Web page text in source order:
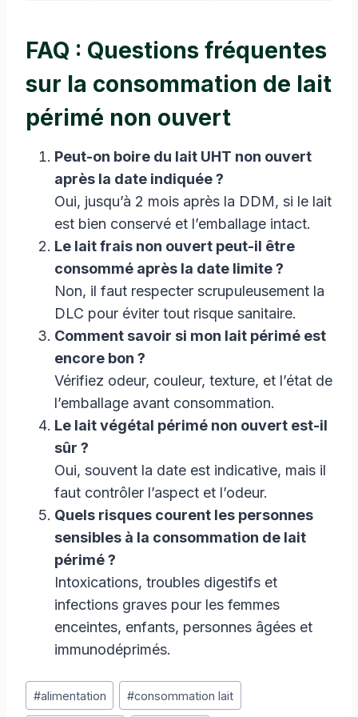
FAQ : Questions fréquentes
sur la consommation de lait
périmé non ouvert
Peut-on boire du lait UHT non ouvert
après la date indiquée ?
Oui, jusqu’à 2 mois après la DDM, si le lait
est bien conservé et l’emballage intact.
Le lait frais non ouvert peut-il être
consommé après la date limite ?
Non, il faut respecter scrupuleusement la
DLC pour éviter tout risque sanitaire.
Comment savoir si mon lait périmé est
encore bon ?
Vérifiez odeur, couleur, texture, et l’état de
l’emballage avant consommation.
Le lait végétal périmé non ouvert est-il
sûr ?
Oui, souvent la date est indicative, mais il
faut contrôler l’aspect et l’odeur.
Quels risques courent les personnes
sensibles à la consommation de lait
périmé ?
Intoxications, troubles digestifs et
infections graves pour les femmes
enceintes, enfants, personnes âgées et
immunodéprimés.
Étiquettes
de
#alimentation #consommation lait